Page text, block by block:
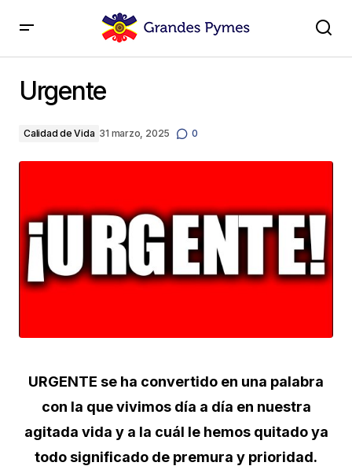
Urgente
Calidad de Vida 31 marzo, 2025 0
URGENTE se ha convertido en una palabra
con la que vivimos día a día en nuestra
agitada vida y a la cuál le hemos quitado ya
todo significado de premura y prioridad.